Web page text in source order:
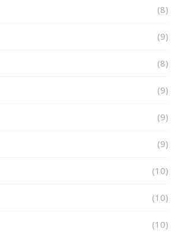
(8)
(9)
(8)
(9)
(9)
(9)
(10)
(10)
(10)